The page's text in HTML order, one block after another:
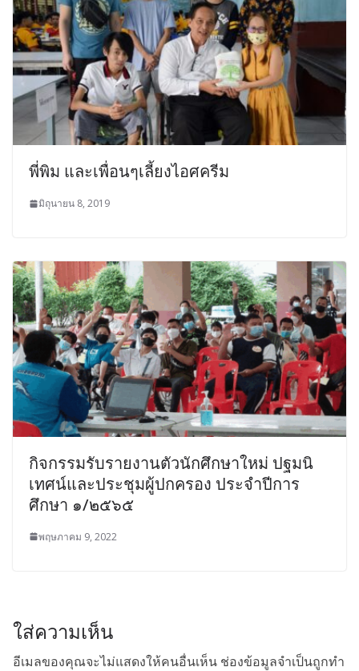
พี่พิม และเพื่อนๆเลี้ยงไอศครีม
มิถุนายน 8, 2019
กิจกรรมรับรายงานตัวนักศึกษาใหม่ ปฐมนิ
เทศน์และประชุมผู้ปกครอง ประจำปีการ
ศึกษา ๑/๒๕๖๕
พฤษภาคม 9, 2022
ใส่ความเห็น
อีเมลของคุณจะไม่แสดงให้คนอื่นเห็น ช่องข้อมูลจำเป็นถูกทำ